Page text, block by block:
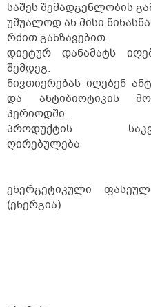
საშეს შემადგენლობის
უშუალოდ ან მისი
რძით განზავებით.
დიეტურ დანამატს
შემდეგ.
ნივთიერებას იღებენ
და ანტიბიოტიკის
პერიოდში.
პროდუქტის
ღირებულება
ენერგეტიკული
(ენერგია)